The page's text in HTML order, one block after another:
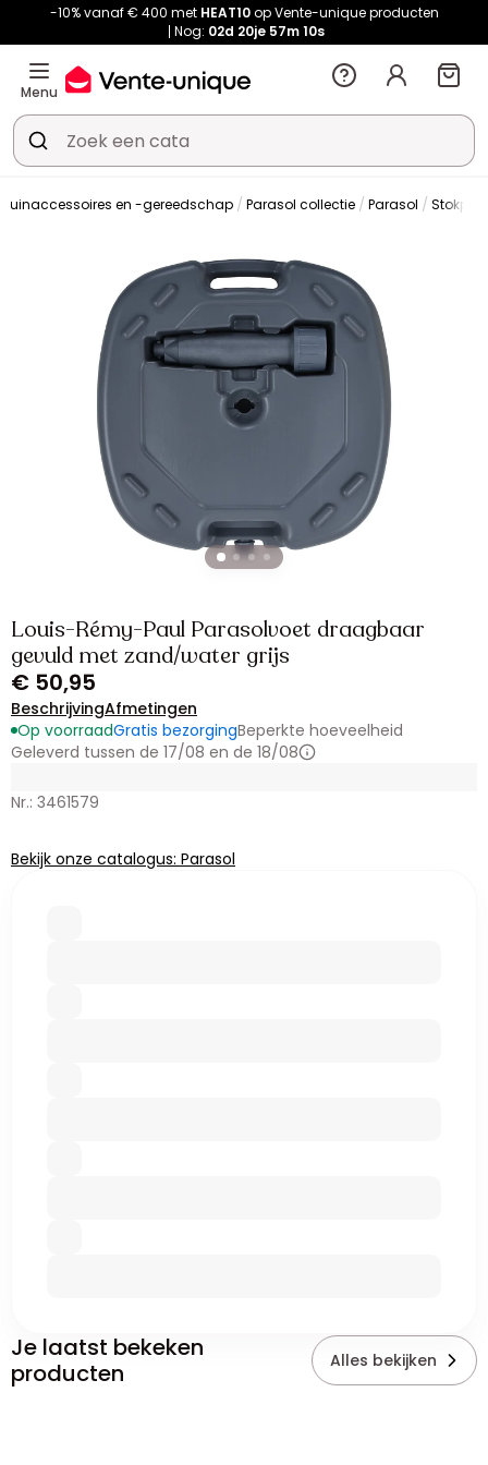
-10% vanaf € 400 met HEAT10op Vente-unique producten
Nog: 02d 20je 57m 09s
Menu
Tuinaccessoires en -gereedschap Parasol collectie Parasol
Louis-Rémy-Paul Parasolvoet draagbaar
gevuld met zand/water grijs
€ 50,95
BeschrijvingAfmetingen
Op voorraadGratis bezorgingBeperkte hoeveelheid
Geleverd tussen de 17/08 en de 18/08
Nr.: 3461579
Bekijk onze catalogus: Parasol
Je laatst bekeken
producten
Alles bekijken